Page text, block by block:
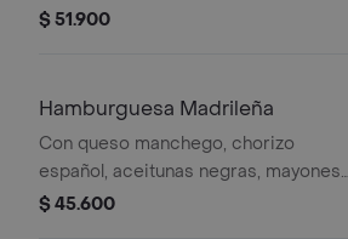
cebolla, tomate y lechuga; asada con
$ 51.900
Hamburguesa Madrileña
Con queso manchego, chorizo
español, aceitunas negras, mayonesa
alioli, cebolla, tomate y lechuga
$ 45.600